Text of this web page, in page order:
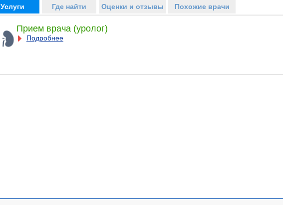
Услуги Где найти Оценки и отзывы Похожие врачи
Прием врача (уролог)
Подробнее